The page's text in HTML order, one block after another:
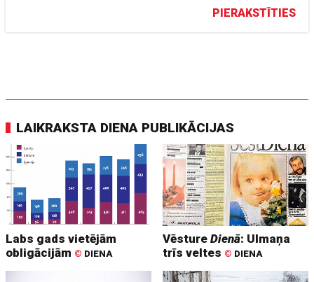
PIERAKSTĪTIES
LAIKRAKSTA DIENA PUBLIKĀCIJAS
Labs gads vietējām
obligācijām © DIENA
VēstureDienā: Ulmaņa
trīs veltes © DIENA